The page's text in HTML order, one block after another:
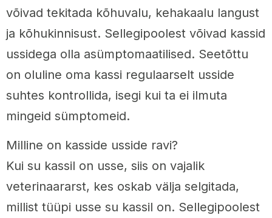
võivad tekitada kõhuvalu, kehakaalu langust
ja kõhukinnisust. Sellegipoolest võivad kassid
ussidega olla asümptomaatilised. Seetõttu
on oluline oma kassi regulaarselt usside
suhtes kontrollida, isegi kui ta ei ilmuta
mingeid sümptomeid.
Milline on kasside usside ravi?
Kui su kassil on usse, siis on vajalik
veterinaararst, kes oskab välja selgitada,
millist tüüpi usse su kassil on. Sellegipoolest